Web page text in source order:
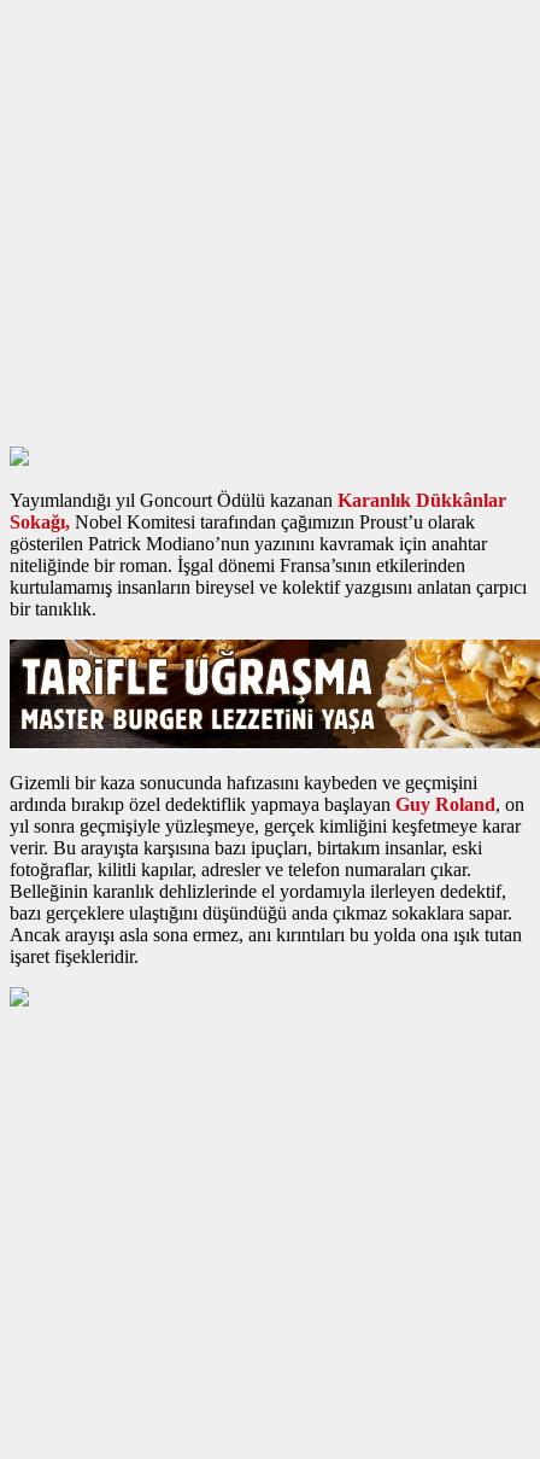
Yayımlandığı yıl Goncourt Ödülü kazanan Karanlık Dükkânlar
Sokağı, Nobel Komitesi tarafından çağımızın Proust’u olarak
gösterilen Patrick Modiano’nun yazınını kavramak için anahtar
niteliğinde bir roman. İşgal dönemi Fransa’sının etkilerinden
kurtulamamış insanların bireysel ve kolektif yazgısını anlatan çarpıcı
bir tanıklık.
Gizemli bir kaza sonucunda hafızasını kaybeden ve geçmişini
ardında bırakıp özel dedektiflik yapmaya başlayan Guy Roland, on
yıl sonra geçmişiyle yüzleşmeye, gerçek kimliğini keşfetmeye karar
verir. Bu arayışta karşısına bazı ipuçları, birtakım insanlar, eski
fotoğraflar, kilitli kapılar, adresler ve telefon numaraları çıkar.
Belleğinin karanlık dehlizlerinde el yordamıyla ilerleyen dedektif,
bazı gerçeklere ulaştığını düşündüğü anda çıkmaz sokaklara sapar.
Ancak arayışı asla sona ermez, anı kırıntıları bu yolda ona ışık tutan
işaret fişekleridir.